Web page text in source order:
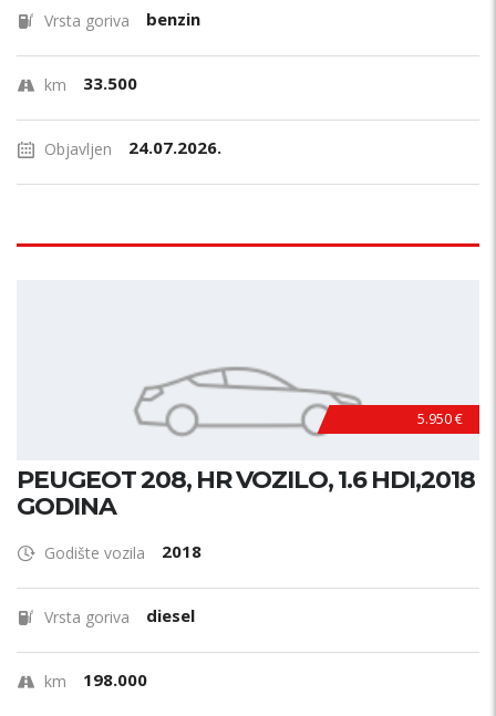
Vrsta goriva benzin
km 33.500
Objavljen 24.07.2026.
5.950 €
PEUGEOT 208, HR VOZILO, 1.6 HDI,2018
GODINA
Godište vozila 2018
Vrsta goriva diesel
km 198.000